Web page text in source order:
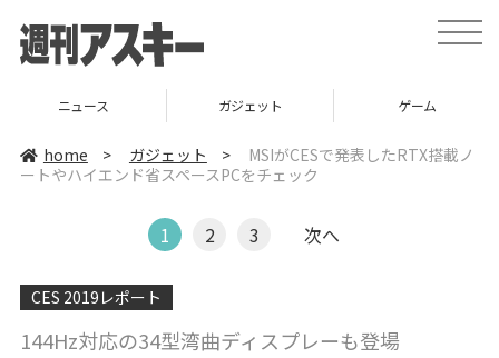
t
o
v
ニュース ガジェット ゲーム
home > ガジェット >
MSIがCESで発表したRTX搭載ノ
ートやハイエンド省スペースPCをチェック
1 2 3 次へ
CES 2019レポート
144Hz対応の34型湾曲ディスプレーも登場